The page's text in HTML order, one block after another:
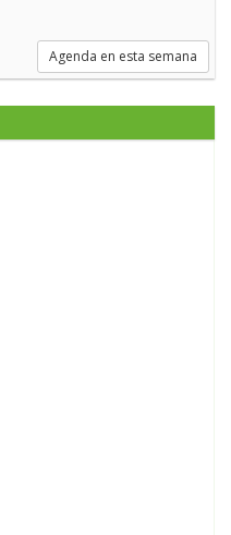
Agenda en esta semana